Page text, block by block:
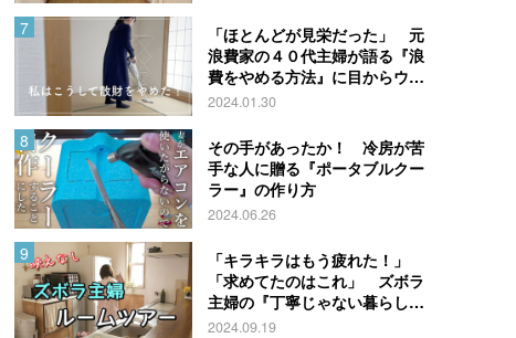
「ほとんどが見栄だった」 元
浪費家の４０代主婦が語る『浪
費をやめる方法』に目からウロ
コ！
2024.01.30
その手があったか！ 冷房が苦
手な人に贈る『ポータブルクー
ラー』の作り方
2024.06.26
「キラキラはもう疲れた！」
「求めてたのはこれ」 ズボラ
主婦の『丁寧じゃない暮らし』
がこちら
2024.09.19